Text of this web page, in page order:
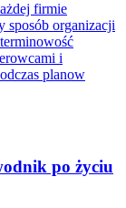
firmie
sposób organizacji
i
planow
po życiu